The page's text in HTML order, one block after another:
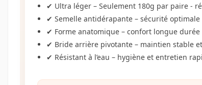
✔ Ultra léger – Seulement 180g par paire -
✔ Semelle antidérapante – sécurité
✔ Forme anatomique – confort longue durée
✔ Bride arrière pivotante – maintien stable
✔ Résistant à l’eau – hygiène et entretien